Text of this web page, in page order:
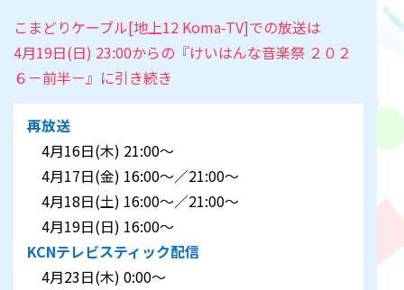
こまどりケーブル[地上12 Koma-TV]での放送は
4月19日(日) 23:00からの『けいはんな音楽祭 ２０２
６－前半－』に引き続き
再放送
4月16日(木) 21:00～
4月17日(金) 16:00～／21:00～
4月18日(土) 16:00～／21:00～
4月19日(日) 16:00～
KCNテレビスティック配信
4月23日(木) 0:00～